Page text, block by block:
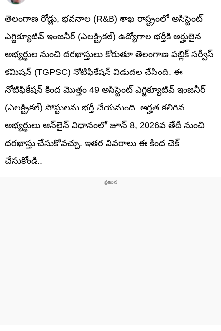
తెలంగాణ రోడ్లు, భవనాల (R&B) శాఖ రాష్ట్రంలో అసిస్టెంట్
ఎగ్జిక్యూటివ్ ఇంజనీర్ (ఎలక్ట్రికల్) ఉద్యోగాల భర్తీకి అర్హులైన
అభ్యర్ధుల నుంచి దరఖాస్తులు కోరుతూ తెలంగాణ పబ్లిక్ సర్వీస్
కమిషన్ (TGPSC) నోటిఫికేషన్ విడుదల చేసింది. ఈ
నోటిఫికేషన్‌ కింద మొత్తం 49 అసిస్టెంట్ ఎగ్జిక్యూటివ్ ఇంజనీర్
(ఎలక్ట్రికల్) పోస్టులను భర్తీ చేయనుంది. అర్హత కలిగిన
అభ్యర్థులు ఆన్‌లైన్‌ విధానంలో జూన్‌ 8, 2026వ తేదీ నుంచి
దరఖాస్తు చేసుకోవచ్చు. ఇతర వివరాలు ఈ కింద చెక్‌
చేసుకోండి..